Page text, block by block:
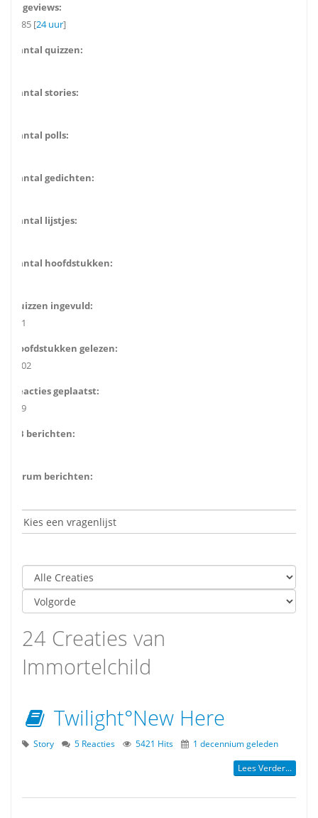
Pageviews:
4385 [24 uur]
Aantal quizzen:
Aantal stories:
Aantal polls:
Aantal gedichten:
Aantal lijstjes:
Aantal hoofdstukken:
Quizzen ingevuld:
131
Hoofdstukken gelezen:
2002
Reacties geplaatst:
279
GB berichten:
Forum berichten:
24 Creaties van
Immortelchild
Twilight°New Here
Story 5 Reacties 5421 Hits 1 decennium geleden
Lees Verder...